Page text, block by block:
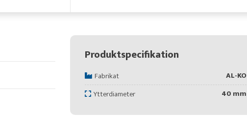
Produktspecifikation
Fabrikat AL-KO
Ytterdiameter
40 mm